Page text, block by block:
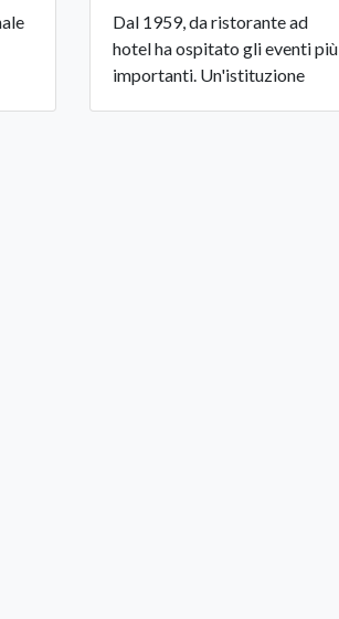
Dal 1959, da ristorante ad
hotel ha ospitato gli eventi più
importanti. Un'istituzione